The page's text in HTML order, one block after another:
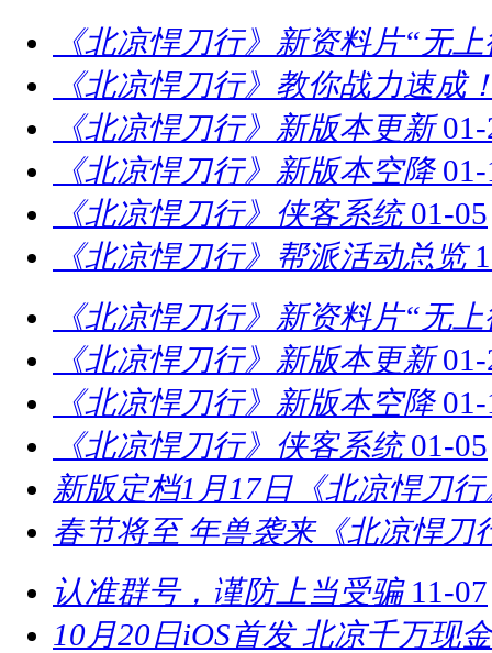
《北凉悍刀行》新资料片“无
《北凉悍刀行》教你战力速成
《北凉悍刀行》新版本更新
《北凉悍刀行》新版本空降
《北凉悍刀行》侠客系统 01-05
《北凉悍刀行》帮派活动总览
《北凉悍刀行》新资料片“无
《北凉悍刀行》新版本更新
《北凉悍刀行》新版本空降
《北凉悍刀行》侠客系统 01-05
新版定档1月17日《北凉悍刀
春节将至 年兽袭来《北凉悍刀
认准群号，谨防上当受骗 11-07
10月20日iOS首发 北凉千万现